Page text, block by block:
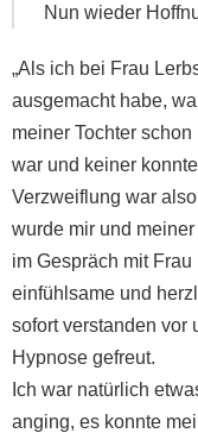
Nun wieder
„Als ich bei Frau
ausgemacht habe,
meiner Tochter
war und keiner
Verzweiflung war
wurde mir und
im Gespräch mit
einfühlsame und
sofort verstanden vor
Hypnose gefreut.
Ich war natürlich
anging, es konnte